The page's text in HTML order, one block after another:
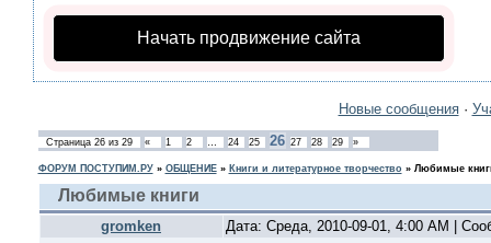
Начать продвижение сайта
Новые сообщения·
Страница 26из 29 « 1 2 … 24 25 26 27 28 29 »
ФОРУМ ПОСТУПИМ.РУ» ОБЩЕНИЕ» Книги и литературное творчество » Любимые
Любимые книги
gromken Дата: Среда, 2010-09-01, 4:00 AM |